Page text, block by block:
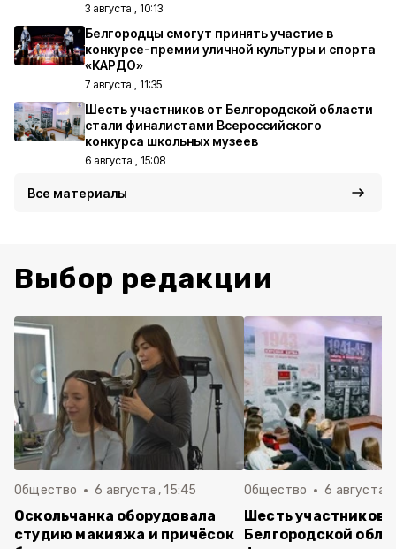
3 августа , 10:13
Белгородцы смогут принять участие в
конкурсе-премии уличной культуры и спорта
«КАРДО»
7 августа , 11:35
Шесть участников от Белгородской области
стали финалистами Всероссийского
конкурса школьных музеев
6 августа , 15:08
Все материалы
Выбор редакции
Общество 6 августа , 15:45
Оскольчанка оборудовала
студию макияжа и причёсок
Общество 6 августа ,
Шесть участников
Белгородской